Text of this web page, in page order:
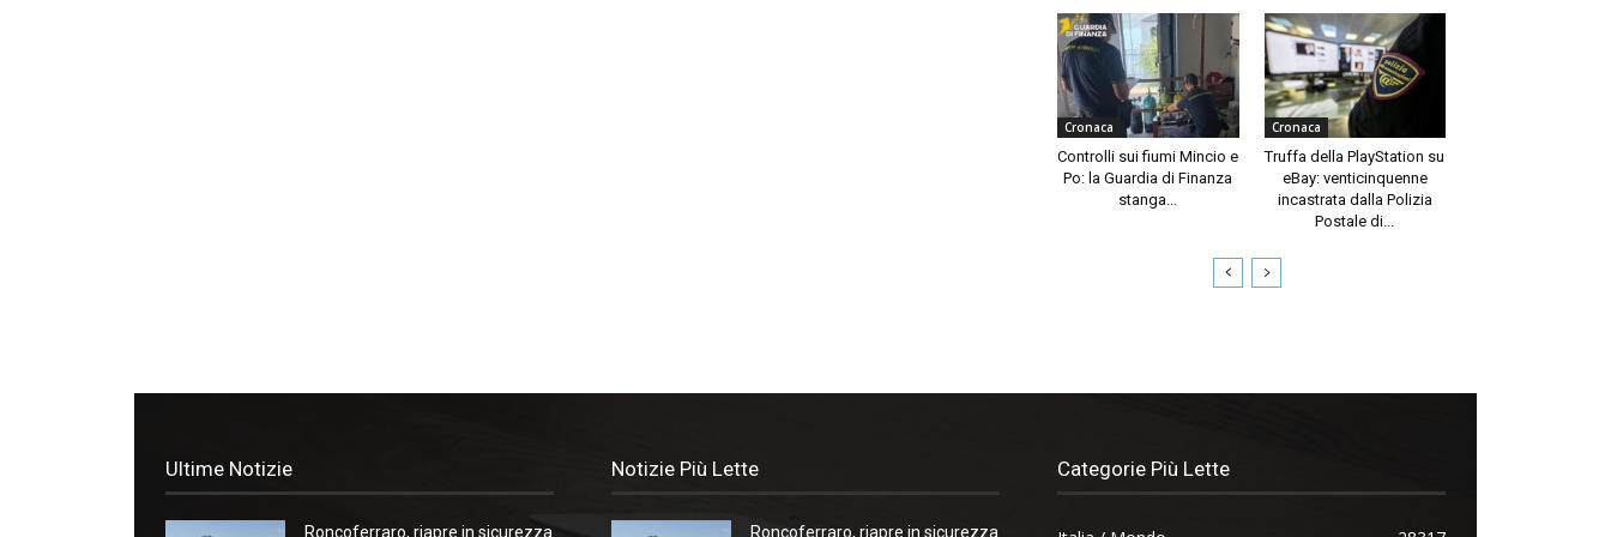
Cronaca
Controlli sui fiumi Mincio e
Po: la Guardia di Finanza
stanga...
Cronaca
Truffa della PlayStation su
eBay: venticinquenne
incastrata dalla Polizia
Postale di...
Ultime Notizie
Roncoferraro, riapre in sicurezza
Notizie Più Lette
Roncoferraro, riapre in sicurezza
Categorie Più Lette